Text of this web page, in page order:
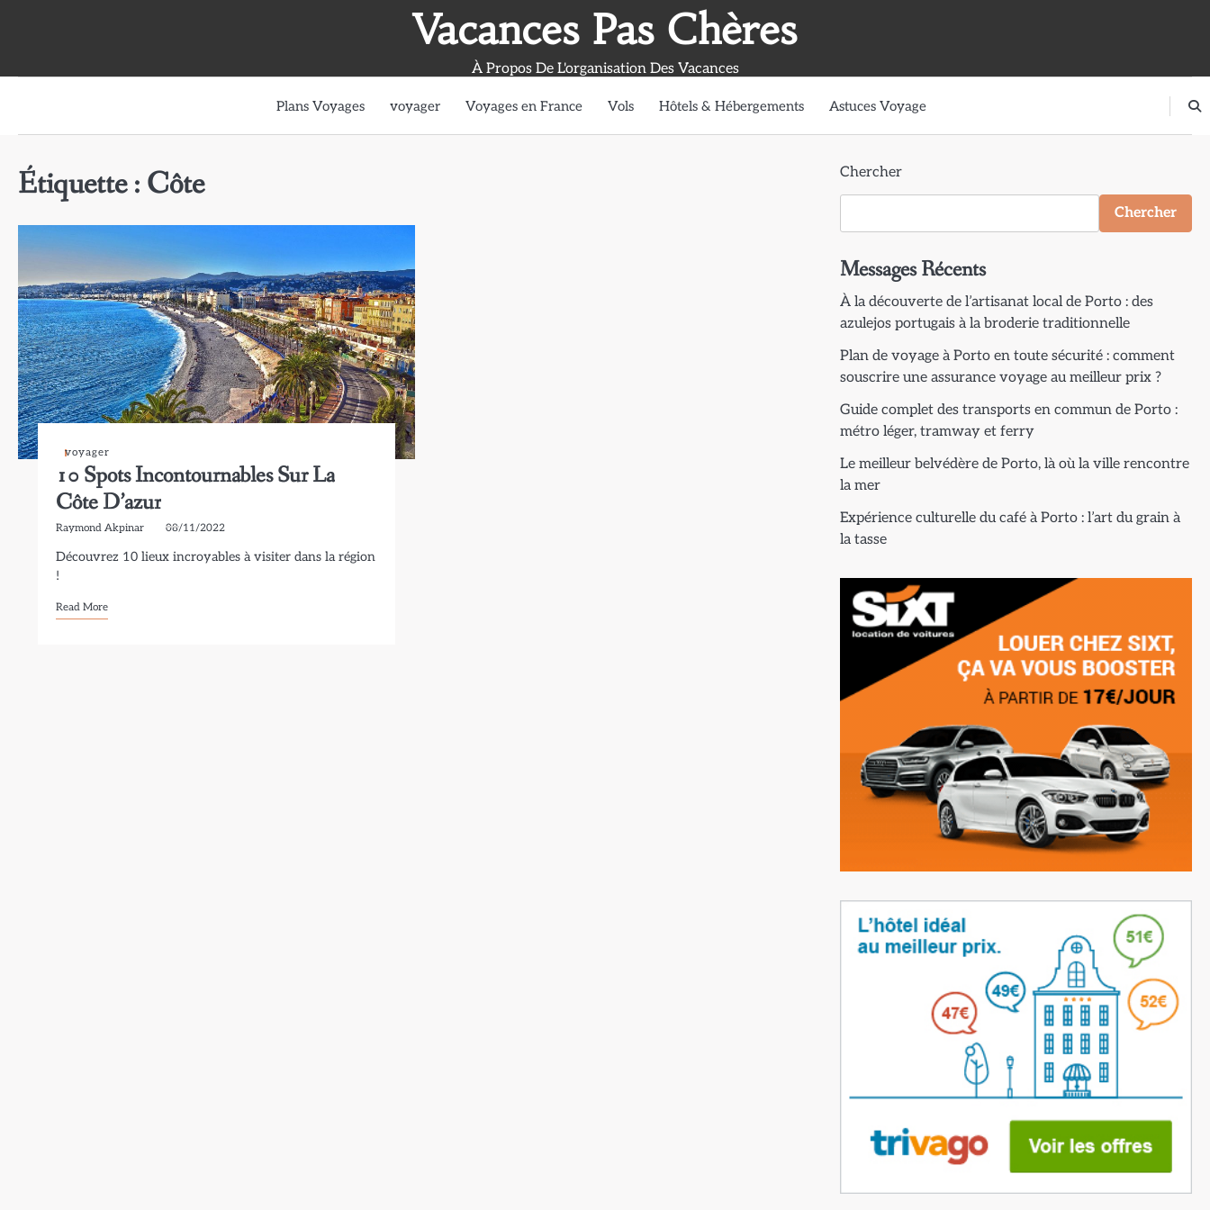
Vacances Pas Chères
À Propos De L'organisation Des Vacances
Plans Voyages voyager Voyages en France Vols Hôtels & Hébergements Astuces Voyage
Étiquette : Côte
voyager
10 Spots Incontournables Sur La
Côte D’azur
Raymond Akpinar 08/11/2022
Découvrez 10 lieux incroyables à visiter dans la région
!
Read More
Chercher
Chercher
Messages Récents
À la découverte de l’artisanat local de Porto : des
azulejos portugais à la broderie traditionnelle
Plan de voyage à Porto en toute sécurité : comment
souscrire une assurance voyage au meilleur prix ?
Guide complet des transports en commun de Porto :
métro léger, tramway et ferry
Le meilleur belvédère de Porto, là où la ville rencontre
la mer
Expérience culturelle du café à Porto : l’art du grain à
la tasse